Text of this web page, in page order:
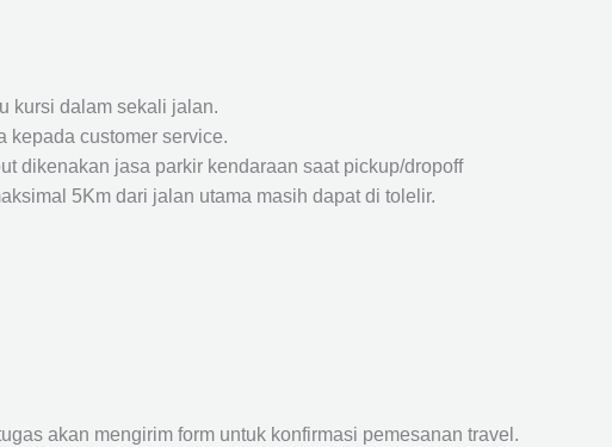
kursi dalam sekali jalan.
kepada customer service.
dikenakan jasa parkir kendaraan saat pickup/dropoff
5Km dari jalan utama masih dapat di tolelir.
akan mengirim form untuk konfirmasi pemesanan travel.